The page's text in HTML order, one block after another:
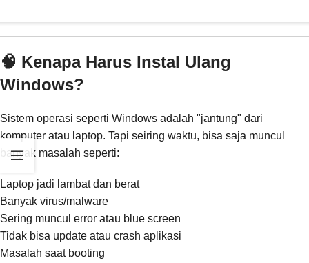
🧠 Kenapa Harus Instal Ulang
Windows?
Sistem operasi seperti Windows adalah "jantung" dari
komputer atau laptop. Tapi seiring waktu, bisa saja muncul
banyak masalah seperti:
Laptop jadi lambat dan berat
Banyak virus/malware
Sering muncul error atau blue screen
Tidak bisa update atau crash aplikasi
Masalah saat booting